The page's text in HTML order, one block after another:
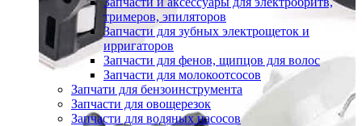
тримеров, эпиляторов
Запчасти для зубных электрощеток и
ирригаторов
Запчасти для фенов, щипцов для волос
Запчасти для молокоотсосов
Запчати для бензоинструмента
Запчасти для овощерезок
Запчасти для водяных насосов